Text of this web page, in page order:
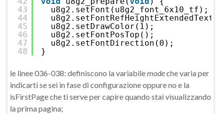
43
44
45
46
47
48
u8g2.setFont(u8g2_font_6x10_tf);
u8g2.setDrawColor(1);
u8g2.setFontPosTop();
u8g2.setFontDirection(0);
}
le linee 036-038: definiscono la variabile modeche varia per
indicarti se sei in fase di configurazione oppure no e la
isFirstPage che ti serve per capire quando stai visualizzando
la prima pagina;